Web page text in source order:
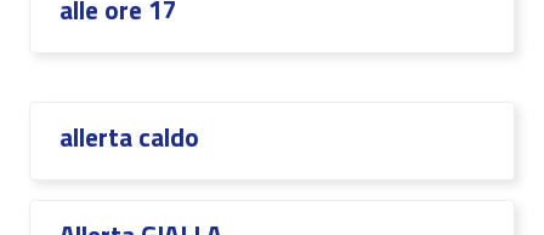
alle ore 17
allerta caldo